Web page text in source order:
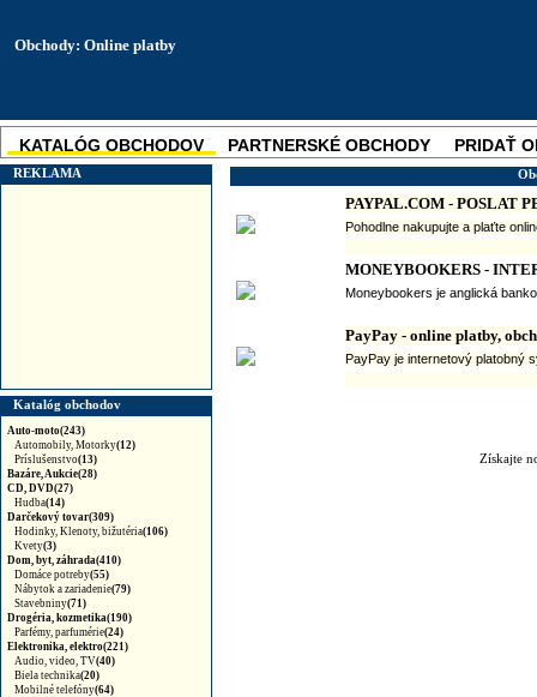
Obchody: Online platby
KATALÓG OBCHODOV PARTNERSKÉ OBCHODY
PRIDAŤ
SKUPINOVÉ ZĽAVY NOVINKA
REKLAMA
Katalóg obchodov
Auto-moto(243)
Automobily, Motorky(12)
Príslušenstvo(13)
Bazáre, Aukcie(28)
CD, DVD(27)
Hudba(14)
Darčekový tovar(309)
Hodinky, Klenoty, bižutéria(106)
Kvety(3)
Dom, byt, záhrada(410)
Domáce potreby(55)
Nábytok a zariadenie(79)
Stavebniny(71)
Drogéria, kozmetika(190)
Parfémy, parfumérie(24)
Elektronika, elektro(221)
Audio, video, TV(40)
Biela technika(20)
Mobilné telefóny(64)
PAYPAL.COM - POSLAT
Pohodlne nakupujte a plaťte
MONEYBOOKERS -
Moneybookers je anglická
PayPay - online platby,
PayPay je internetový platobný
Získajte